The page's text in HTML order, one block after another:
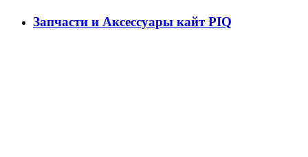
Запчасти и Аксессуары кайт PIQ